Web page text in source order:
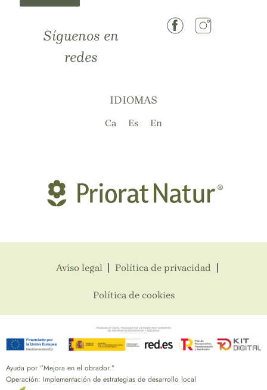
Síguenos en
redes
IDIOMAS
Ca Es En
Aviso legal Política de privacidad
Política de cookies
Ayuda por “Mejora en el obrador.”
Operación: Implementación de estrategias de desarrollo local